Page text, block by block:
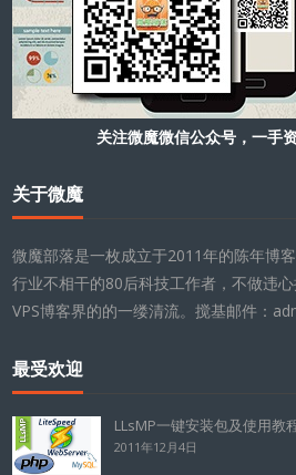
关注微魔微信公众号，一手
关于微魔
微魔部落是一枚成立于2011年的陈年博
行业不相干的80后科技工作者，不做违
VPS博客界的的一缕清流。搅基邮件：
最受欢迎
LLsMP一键安装包及使用教
2011年12月4日